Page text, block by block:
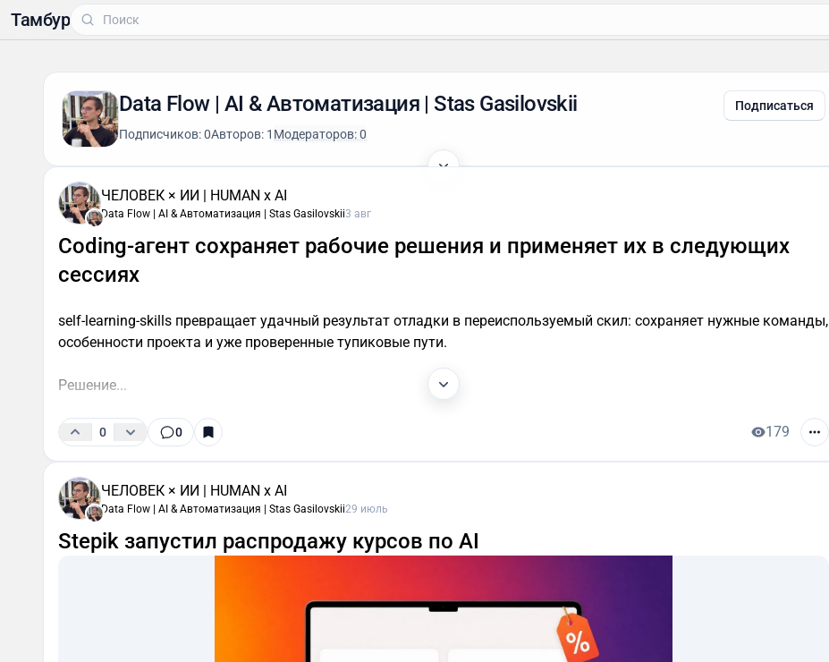
Тамбур
Data Flow | AI & Автоматизация | Stas Gasilovskii
Подписчиков: 0Авторов: 1 Модераторов: 0
Подписаться
ЧЕЛОВЕК × ИИ | HUMAN x AI
Data Flow | AI & Автоматизация | Stas Gasilovskii3 авг
Coding-агент сохраняет рабочие решения и применяет их в следующих
сессиях
self-learning-skills превращает удачный результат отладки в переиспользуемый скил: сохраняет нужные команды,
особенности проекта и уже проверенные тупиковые пути.
Решение...
0 0 179
ЧЕЛОВЕК × ИИ | HUMAN x AI
Data Flow | AI & Автоматизация | Stas Gasilovskii29 июль
Stepik запустил распродажу курсов по AI